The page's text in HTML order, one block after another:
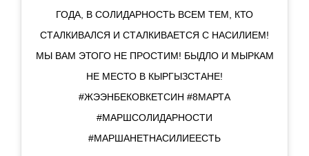
ГОДА, В СОЛИДАРНОСТЬ ВСЕМ ТЕМ, КТО
СТАЛКИВАЛСЯ И СТАЛКИВАЕТСЯ С НАСИЛИЕМ!
МЫ ВАМ ЭТОГО НЕ ПРОСТИМ! БЫДЛО И МЫРКАМ
НЕ МЕСТО В КЫРГЫЗСТАНЕ!
#ЖЭЭНБЕКОВКЕТСИН #8МАРТА
#МАРШСОЛИДАРНОСТИ
#МАРШАНЕТНАСИЛИЕЕСТЬ